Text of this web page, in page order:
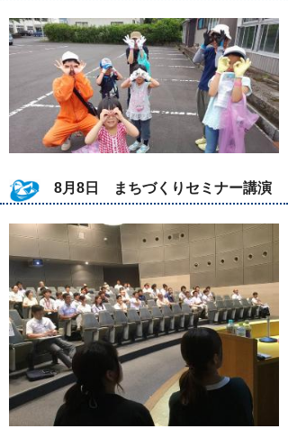
8月8日 まちづくりセミナー講演